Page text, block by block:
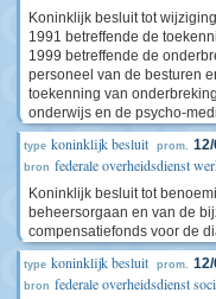
Koninklijk besluit tot
1991 betreffende de
1999 betreffende de
personeel van de besturen
toekenning van
onderwijs en de psycho-
type koninklijk besluit prom.
bron federale overheidsdienst
Koninklijk besluit tot
beheersorgaan en van de
compensatiefonds voor de
type koninklijk besluit prom.
bron federale overheidsdienst